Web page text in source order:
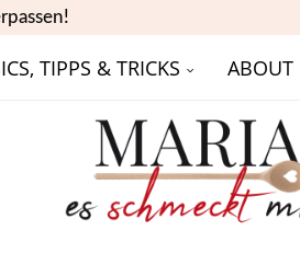
TIPPS & TRICKS ABOUT